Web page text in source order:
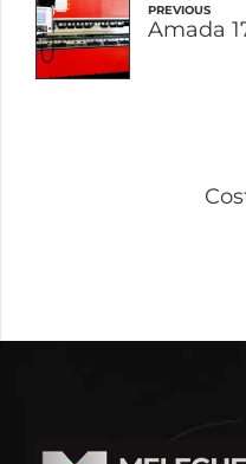
PREVIOUS
Amada